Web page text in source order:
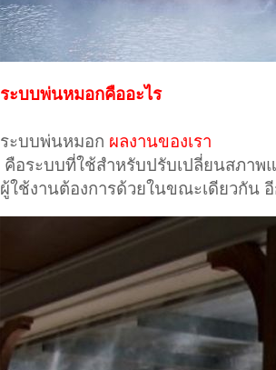
ระบบพ่นหมอกคืออะไร
ระบบพ่นหมอก ผลงานของเรา
คือระบบที่ใช้สำหรับปรับเปลี่ยนสภา
ผู้ใช้งานต้องการด้วยในขณะเดียวกัน